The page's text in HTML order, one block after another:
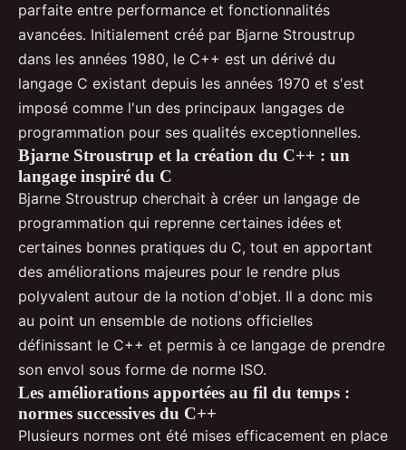
parfaite entre performance et fonctionnalités
avancées. Initialement créé par Bjarne Stroustrup
dans les années 1980, le C++ est un dérivé du
langage C existant depuis les années 1970 et s'est
imposé comme l'un des principaux langages de
programmation pour ses qualités exceptionnelles.
Bjarne Stroustrup et la création du C++ : un
langage inspiré du C
Bjarne Stroustrup cherchait à créer un langage de
programmation qui reprenne certaines idées et
certaines bonnes pratiques du C, tout en apportant
des améliorations majeures pour le rendre plus
polyvalent autour de la notion d'objet. Il a donc mis
au point un ensemble de notions officielles
définissant le C++ et permis à ce langage de prendre
son envol sous forme de norme ISO.
Les améliorations apportées au fil du temps :
normes successives du C++
Plusieurs normes ont été mises efficacement en place